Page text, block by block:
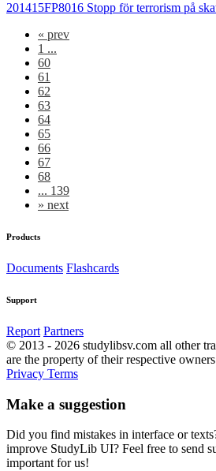
201415FP8016 Stopp för terrorism på
« prev
1 ...
60
61
62
63
64
65
66
67
68
... 139
» next
Products
Documents Flashcards
Support
Report Partners
© 2013 - 2026 studylibsv.com all other
are the property of their respective owners
Privacy Terms
Make a suggestion
Did you find mistakes in interface or
improve StudyLib UI? Feel free to send
important for us!